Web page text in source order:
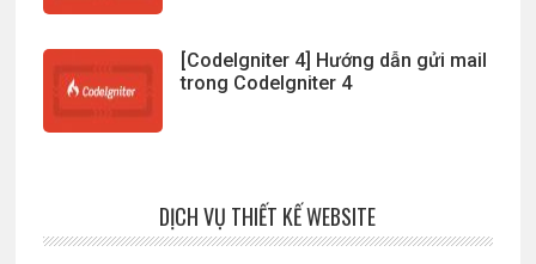
[CodeIgniter 4] Hướng dẫn gửi mail
trong CodeIgniter 4
DỊCH VỤ THIẾT KẾ WEBSITE